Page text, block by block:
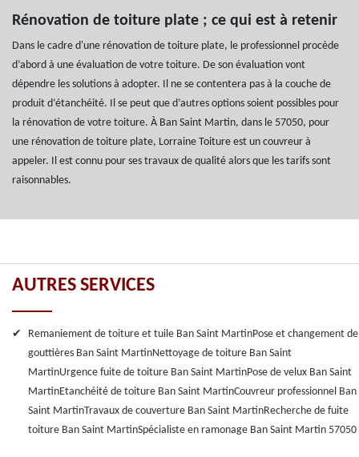
Rénovation de toiture plate ; ce qui est à retenir
Dans le cadre d'une rénovation de toiture plate, le professionnel procède
d’abord à une évaluation de votre toiture. De son évaluation vont
dépendre les solutions à adopter. Il ne se contentera pas à la couche de
produit d’étanchéité. Il se peut que d’autres options soient possibles pour
la rénovation de votre toiture. À Ban Saint Martin, dans le 57050, pour
une rénovation de toiture plate, Lorraine Toiture est un couvreur à
appeler. Il est connu pour ses travaux de qualité alors que les tarifs sont
raisonnables.
AUTRES SERVICES
Remaniement de toiture et tuile Ban Saint MartinPose et changement de
gouttières Ban Saint MartinNettoyage de toiture Ban Saint
MartinUrgence fuite de toiture Ban Saint MartinPose de velux Ban Saint
MartinEtanchéité de toiture Ban Saint MartinCouvreur professionnel Ban
Saint MartinTravaux de couverture Ban Saint MartinRecherche de fuite
toiture Ban Saint MartinSpécialiste en ramonage Ban Saint Martin 57050